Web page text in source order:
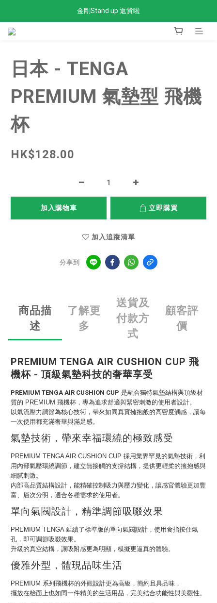
全單滿$300免運費
金剛Stand up 返貨啦
日本 - TENGA
PREMIUM 氣墊型 飛機
杯
HK$128.00
加入購物車 立即購買
加入追蹤清單
分享到
商品描
述
了解更
多
送貨及
付款方
式
顧客評
價
PREMIUM TENGA AIR CUSHION CUP 飛
機杯 - 頂級氣墊科技的奢華享受
PREMIUM TENGA AIR CUSHION CUP 是融合獨特氣墊結構與頂級材
質的 PREMIUM 飛機杯，專為追求舒適與緊密刺激的使用者設計。
以氣流壓力調節為核心技術，帶來如同真實擁抱般的高密度觸感，讓每
一次使用都充滿奢華與滿足感。
氣墊技術，帶來幸福環繞的極致感受
PREMIUM TENGA AIR CUSHION CUP 採用業界罕見的氣墊技術，利
用內部氣壓環繞調節，建立無接觸的支撐結構，提供更輕柔的擁抱感與
細膩刺激。
內部高品質結構設計，能精確控制吸力與壓力變化，讓感官體驗更加豐
富、層次分明，適合各種需求的使用者。
單向氣閥設計，精準調節吸啜效果
PREMIUM TENGA 延續了標準版的單向氣閥設計，使用食指按住氣
孔，即可調節吸啜效果。
升級的真空結構，讓吸附感更為明顯，模擬更逼真的體驗。
優雅外型，體現品味生活
PREMIUM 系列飛機杯的外觀設計更為高級，簡約且具品味，
擺放在枱面上也如同一件精美的生活用品，完美結合功能性與美觀性。